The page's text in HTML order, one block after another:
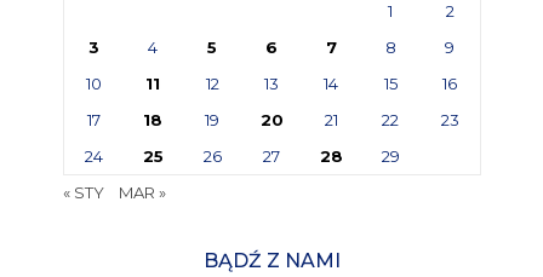
1
2
3
4 5 6 7 8
9
10
11 12 13 14 15
16
17
18 19 20 21 22
23
24
25 26 27 28
29
« STY
MAR »
BĄDŹ Z NAMI